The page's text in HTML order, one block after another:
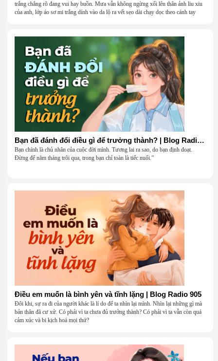
trắng chẳng rõ đang vui hay buồn. Mưa vẫn không ngừng xối lên thân ảnh liu xiu
của anh, lớp áo sơ mi trắng dính vào da lộ ra vết sẹo dài chạy dọc theo cánh tay
Bạn đã đánh đổi điều gì để trưởng thành? | Blog Radio 906
Bạn chính là chủ nhân của cuộc đời mình. Tương lai ra sao, do bạn định đoạt.
Đừng để năm tháng trôi qua, trong bạn chỉ toàn là tiếc nuối.”
Điều em muốn là bình yên và tĩnh lặng | Blog Radio 905
Đôi khi, sự ra đi của người khác là lí do để ta nhìn lại mình. Nhìn lại những gì mà
bản thân đã cư xử. Có phải vì ta chưa đủ trưởng thành? Có phải vì ta vẫn còn quá
cảm xúc và bi kịch hoá mọi thứ?